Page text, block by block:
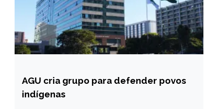
BRASIL
NOTÍCIAS
AGU cria grupo para defender povos
indígenas